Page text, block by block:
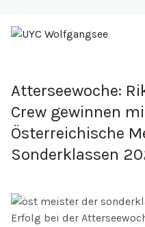
Atterseewoche:
Crew gewinnen
Österreichische
Sonderklassen
Erfolg bei der